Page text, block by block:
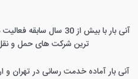
آنی بار با بیش از 30 سال
ترین شرکت های حمل و
آنی بار آماده خدمت رسانی در تهران و